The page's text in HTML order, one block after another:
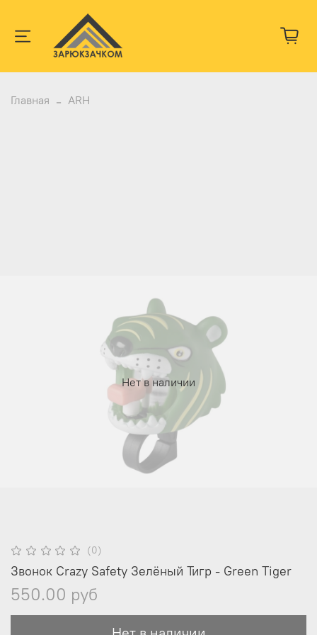
Главная ARH
Нет в наличии
(0)
Звонок Crazy Safety Зелёный Тигр - Green Tiger
550.00 руб